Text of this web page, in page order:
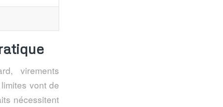
virements
vont de
nécessitent